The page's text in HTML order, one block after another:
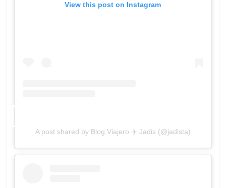
View this post on Instagram
A post shared by Blog Viajero ✈️ Jadis (@jadista)